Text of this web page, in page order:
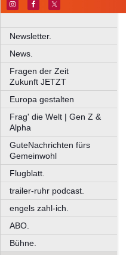
Newsletter.
News.
Fragen der Zeit
Zukunft JETZT
Europa gestalten
Frag' die Welt | Gen Z &
Alpha
GuteNachrichten fürs
Gemeinwohl
Flugblatt.
trailer-ruhr podcast.
engels zahl-ich.
ABO.
Bühne.